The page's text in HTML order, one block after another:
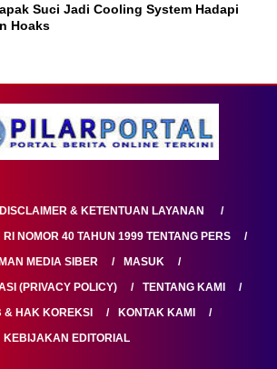
Suci Jadi Cooling System Hadapi
Hoaks
DISCLAIMER & KETENTUAN LAYANAN
RI NOMOR 40 TAHUN 1999 TENTANG PERS
MEDIA SIBER
MASUK
(PRIVACY POLICY)
TENTANG KAMI
& HAK KOREKSI
KONTAK KAMI
KEBIJAKAN EDITORIAL